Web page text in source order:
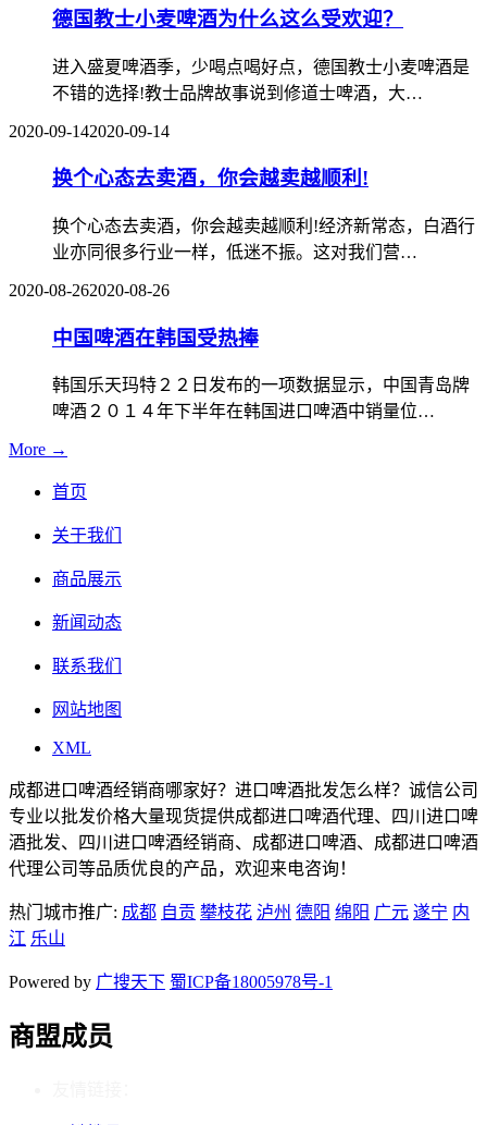
德国教士小麦啤酒为什么这么受欢迎？
进入盛夏啤酒季，少喝点喝好点，德国教士小麦啤酒是
不错的选择!教士品牌故事说到修道士啤酒，大…
2020-09-142020-09-14
换个心态去卖酒，你会越卖越顺利!
换个心态去卖酒，你会越卖越顺利!经济新常态，白酒行
业亦同很多行业一样，低迷不振。这对我们营…
2020-08-262020-08-26
中国啤酒在韩国受热捧
韩国乐天玛特２２日发布的一项数据显示，中国青岛牌
啤酒２０１４年下半年在韩国进口啤酒中销量位…
More →
首页
关于我们
商品展示
新闻动态
联系我们
网站地图
XML
成都进口啤酒经销商哪家好？进口啤酒批发怎么样？诚信公司
专业以批发价格大量现货提供成都进口啤酒代理、四川进口啤
酒批发、四川进口啤酒经销商、成都进口啤酒、成都进口啤酒
代理公司等品质优良的产品，欢迎来电咨询！
热门城市推广: 成都 自贡 攀枝花 泸州 德阳 绵阳 广元 遂宁 内
江 乐山
Powered by 广搜天下 蜀ICP备18005978号-1
商盟成员